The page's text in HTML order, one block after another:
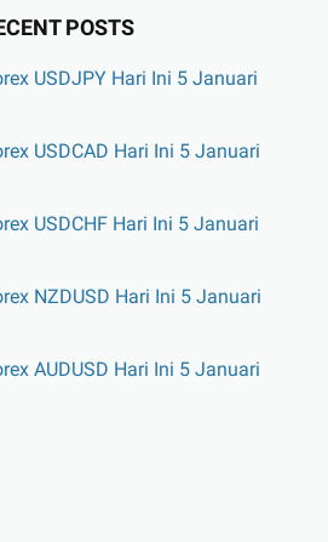
POSTS
USDJPY Hari Ini 5 Januari
USDCAD Hari Ini 5 Januari
USDCHF Hari Ini 5 Januari
NZDUSD Hari Ini 5 Januari
AUDUSD Hari Ini 5 Januari